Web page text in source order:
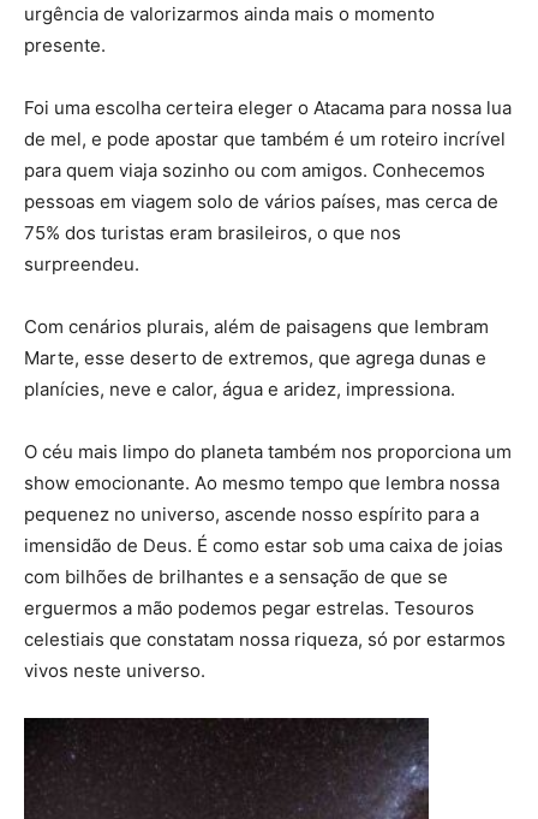
urgência de valorizarmos ainda mais o momento
presente.
Foi uma escolha certeira eleger o Atacama para nossa lua
de mel, e pode apostar que também é um roteiro incrível
para quem viaja sozinho ou com amigos. Conhecemos
pessoas em viagem solo de vários países, mas cerca de
75% dos turistas eram brasileiros, o que nos
surpreendeu.
Com cenários plurais, além de paisagens que lembram
Marte, esse deserto de extremos, que agrega dunas e
planícies, neve e calor, água e aridez, impressiona.
O céu mais limpo do planeta também nos proporciona um
show emocionante. Ao mesmo tempo que lembra nossa
pequenez no universo, ascende nosso espírito para a
imensidão de Deus. É como estar sob uma caixa de joias
com bilhões de brilhantes e a sensação de que se
erguermos a mão podemos pegar estrelas. Tesouros
celestiais que constatam nossa riqueza, só por estarmos
vivos neste universo.